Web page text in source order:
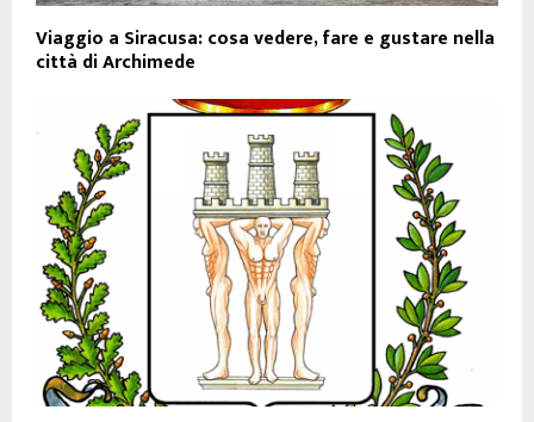
Viaggio a Siracusa: cosa vedere, fare e gustare nella
città di Archimede